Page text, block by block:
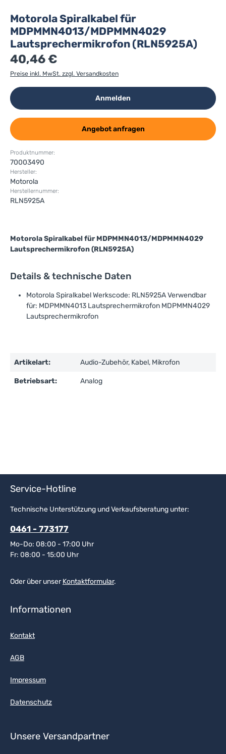
Motorola Spiralkabel für
MDPMMN4013/MDPMMN4029
Lautsprechermikrofon (RLN5925A)
40,46 €
Preise inkl. MwSt. zzgl. Versandkosten
Anmelden
Angebot anfragen
Produktnummer:
70003490
Hersteller:
Motorola
Herstellernummer:
RLN5925A
Motorola Spiralkabel für MDPMMN4013/MDPMMN4029
Lautsprechermikrofon (RLN5925A)
Details & technische Daten
Motorola Spiralkabel Werkscode: RLN5925A Verwendbar
für: MDPMMN4013 Lautsprechermikrofon MDPMMN4029
Lautsprechermikrofon
Artikelart: Audio-Zubehör, Kabel, Mikrofon
Betriebsart: Analog
Service-Hotline
Technische Unterstützung und Verkaufsberatung unter:
0461 - 773177
Mo-Do: 08:00 - 17:00 Uhr
Fr: 08:00 - 15:00 Uhr
Oder über unserKontaktformular.
Informationen
Kontakt
AGB
Impressum
Datenschutz
Unsere Versandpartner